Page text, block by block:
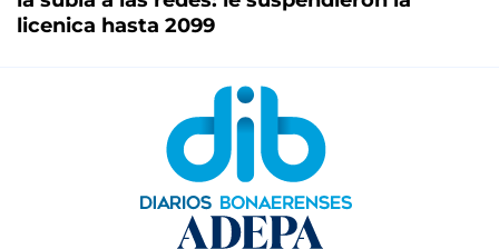
licenica hasta 2099